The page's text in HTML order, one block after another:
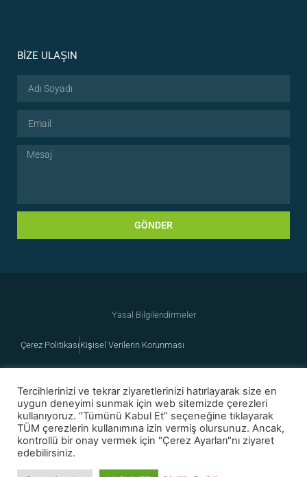
BİZE ULAŞIN
GÖNDER
Yasal Bilgilendirmeler
Çerez Politikası Kişisel Verilerin Korunması
Tercihlerinizi ve tekrar ziyaretlerinizi hatırlayarak size en
uygun deneyimi sunmak için web sitemizde çerezleri
kullanıyoruz. “Tümünü Kabul Et” seçeneğine tıklayarak
TÜM çerezlerin kullanımına izin vermiş olursunuz. Ancak,
kontrollü bir onay vermek için "Çerez Ayarları"nı ziyaret
edebilirsiniz.